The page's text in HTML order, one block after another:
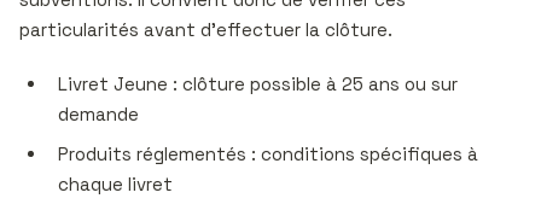
particularités avant d’effectuer la clôture.
Livret Jeune : clôture possible à 25 ans ou sur
demande
Produits réglementés : conditions spécifiques à
chaque livret